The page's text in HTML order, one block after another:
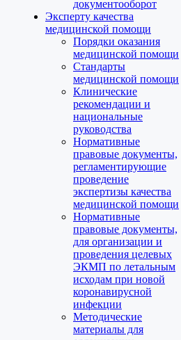
документооборот
Эксперту качества
медицинской помощи
Порядки оказания
медицинской помощи
Стандарты
медицинской помощи
Клинические
рекомендации и
национальные
руководства
Нормативные
правовые документы,
регламентирующие
проведение
экспертизы качества
медицинской помощи
Нормативные
правовые документы,
для организации и
проведения целевых
ЭКМП по летальным
исходам при новой
коронавирусной
инфекции
Методические
материалы для